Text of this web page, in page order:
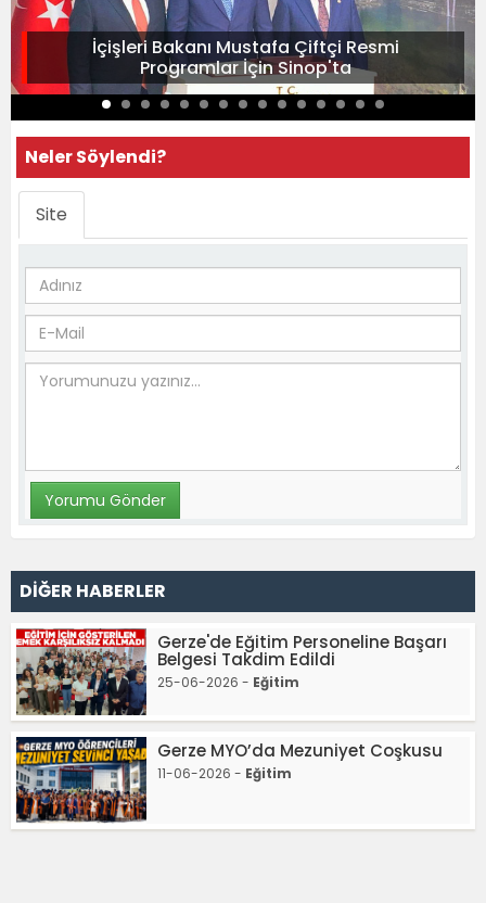
İçişleri Bakanı Mustafa Çiftçi Resmi
Programlar İçin Sinop'ta
Neler Söylendi?
Site
DİĞER HABERLER
Gerze'de Eğitim Personeline Başarı
Belgesi Takdim Edildi
25-06-2026 - Eğitim
Gerze MYO’da Mezuniyet Coşkusu
11-06-2026 - Eğitim